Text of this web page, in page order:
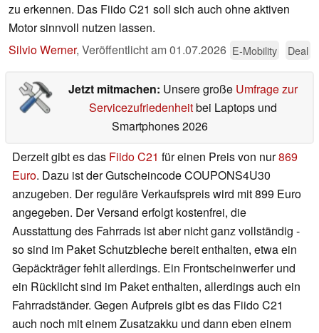
zu erkennen. Das Fiido C21 soll sich auch ohne aktiven
Motor sinnvoll nutzen lassen.
Silvio Werner, Veröffentlicht am01.07.2026 E-Mobility Deal
Jetzt mitmachen: Unsere große Umfrage zur
Servicezufriedenheitbei Laptops und
Smartphones 2026
Derzeit gibt es das Fiido C21 für einen Preis von nur869
Euro. Dazu ist der Gutscheincode COUPONS4U30
anzugeben. Der reguläre Verkaufspreis wird mit 899 Euro
angegeben. Der Versand erfolgt kostenfrei, die
Ausstattung des Fahrrads ist aber nicht ganz vollständig -
so sind im Paket Schutzbleche bereit enthalten, etwa ein
Gepäckträger fehlt allerdings. Ein Frontscheinwerfer und
ein Rücklicht sind im Paket enthalten, allerdings auch ein
Fahrradständer. Gegen Aufpreis gibt es das Fiido C21
auch noch mit einem Zusatzakku und dann eben einem